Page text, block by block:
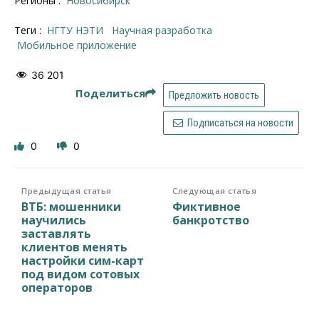
Теги : НГТУ НЭТИ
научная разработка
мобильное приложение
36 201
Поделиться Предложить новость
Подписаться на новости
0 0
Предыдущая статья
ВТБ: мошенники
научились
заставлять
клиентов менять
настройки сим-карт
под видом сотовых
операторов
Следующая статья
Фиктивное
банкротство